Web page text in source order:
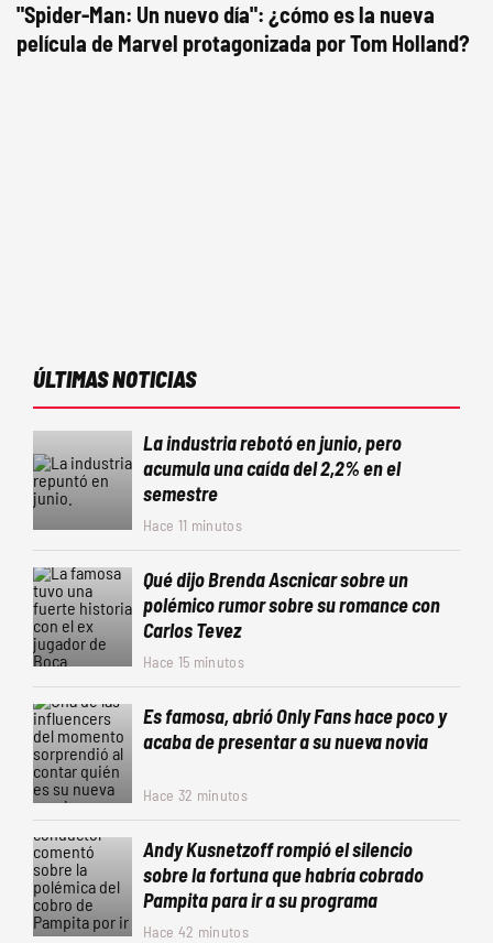
"Spider-Man: Un nuevo día": ¿cómo es la nueva
película de Marvel protagonizada por Tom Holland?
ÚLTIMAS NOTICIAS
La industria rebotó en junio, pero
acumula una caída del 2,2% en el
semestre
Hace 11 minutos
Qué dijo Brenda Ascnicar sobre un
polémico rumor sobre su romance con
Carlos Tevez
Hace 15 minutos
Es famosa, abrió Only Fans hace poco y
acaba de presentar a su nueva novia
Hace 32 minutos
Andy Kusnetzoff rompió el silencio
sobre la fortuna que habría cobrado
Pampita para ir a su programa
Hace 42 minutos